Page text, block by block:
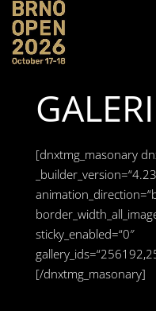
[dnxtmg_masonary
sticky_enabled=“0″
[/dnxtmg_masonary]